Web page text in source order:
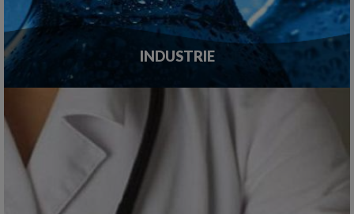
INDUSTRIE